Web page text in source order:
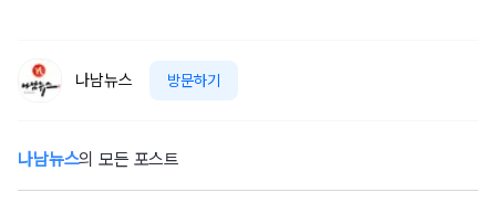
나남뉴스 방문하기
나남뉴스의 모든 포스트